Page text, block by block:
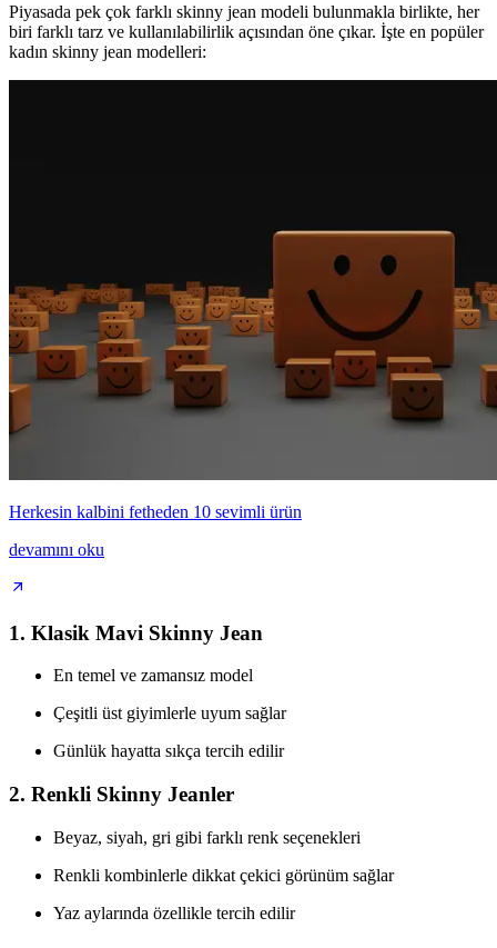
Piyasada pek çok farklı skinny jean modeli bulunmakla birlikte, her
biri farklı tarz ve kullanılabilirlik açısından öne çıkar. İşte en popüler
kadın skinny jean modelleri:
Herkesin kalbini fetheden 10 sevimli ürün
devamını oku
1. Klasik Mavi Skinny Jean
En temel ve zamansız model
Çeşitli üst giyimlerle uyum sağlar
Günlük hayatta sıkça tercih edilir
2. Renkli Skinny Jeanler
Beyaz, siyah, gri gibi farklı renk seçenekleri
Renkli kombinlerle dikkat çekici görünüm sağlar
Yaz aylarında özellikle tercih edilir